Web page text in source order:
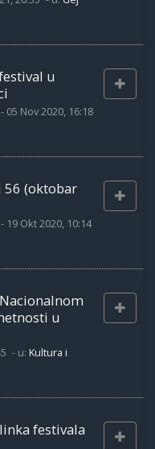
u
- 05 Nov 2020, 16:18
(oktobar
- 19 Okt 2020, 10:14
u
- u: Kultura i
festivala